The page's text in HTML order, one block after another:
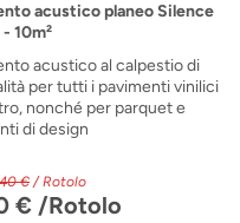
acustico planeo Silence
10m²
acustico al calpestio di
per tutti i pavimenti vinilici
nonché per parquet e
di design
€ / Rotolo
€ /Rotolo